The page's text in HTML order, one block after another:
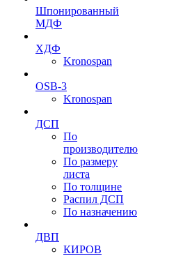
Шпонированный
МДФ
ХДФ
Kronospan
OSB-3
Kronospan
ДСП
По
производителю
По размеру
листа
По толщине
Распил ДСП
По назначению
ДВП
КИРОВ